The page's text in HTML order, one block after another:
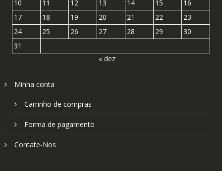
10
11 12 13 14 15
16
17
18 19 20 21 22
23
24
25 26 27 28 29
30
31
« dez
Minha conta
Carrinho de compras
Forma de pagamento
Contate-Nos